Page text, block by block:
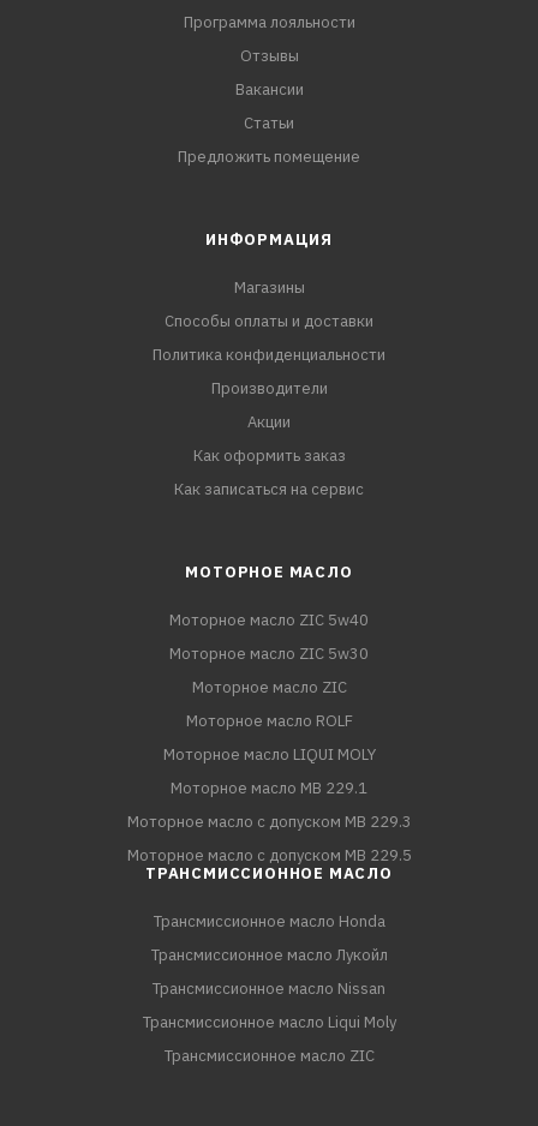
Программа лояльности
Отзывы
Вакансии
Статьи
Предложить помещение
ИНФОРМАЦИЯ
Магазины
Способы оплаты и доставки
Политика конфиденциальности
Производители
Акции
Как оформить заказ
Как записаться на сервис
МОТОРНОЕ МАСЛО
Моторное масло ZIC 5w40
Моторное масло ZIC 5w30
Моторное масло ZIC
Моторное масло ROLF
Моторное масло LIQUI MOLY
Моторное масло MB 229.1
Моторное масло с допуском MB 229.3
Моторное масло с допуском MB 229.5
ТРАНСМИССИОННОЕ МАСЛО
Трансмиссионное масло Honda
Трансмиссионное масло Лукойл
Трансмиссионное масло Nissan
Трансмиссионное масло Liqui Moly
Трансмиссионное масло ZIC